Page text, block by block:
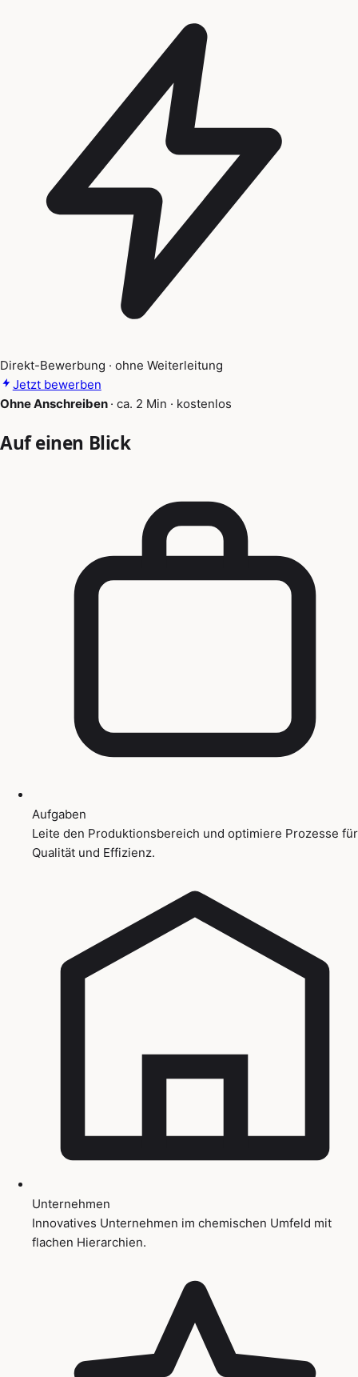
Direkt-Bewerbung · ohne Weiterleitung
Jetzt bewerben
Ohne Anschreiben · ca. 2 Min · kostenlos
Auf einen Blick
Aufgaben
Leite den Produktionsbereich und optimiere Prozesse für
Qualität und Effizienz.
Unternehmen
Innovatives Unternehmen im chemischen Umfeld mit
flachen Hierarchien.